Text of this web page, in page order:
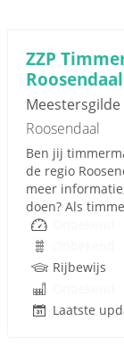
ZZP
Roosendaal
Meestersgilde
Roosendaal
Ben jij
de regio
meer
doen? Als
Rijbewijs
Laatste